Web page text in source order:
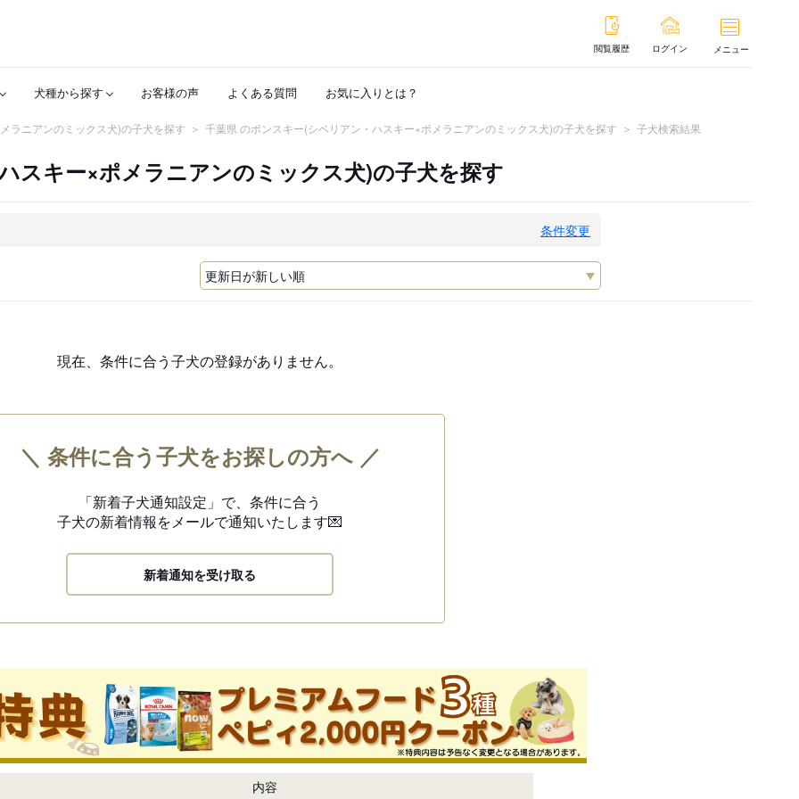
閲覧履歴 ログイン メニュー
犬種から探す お客様の声 よくある質問 お気に入りとは？
ラニアンのミックス犬)の子犬を探す 千葉県 のポンスキー(シベリアン・ハスキー×ポメラニアンのミックス犬)の子犬を探す 子犬検索結果
スキー×ポメラニアンのミックス犬)の子犬を探す
条件変更
現在、条件に合う子犬の登録がありません。
＼ 条件に合う子犬をお探しの方へ ／
「新着子犬通知設定」で、 条件に合う
子犬の新着情報をメールで通知いたします💌
新着通知を受け取る
内容